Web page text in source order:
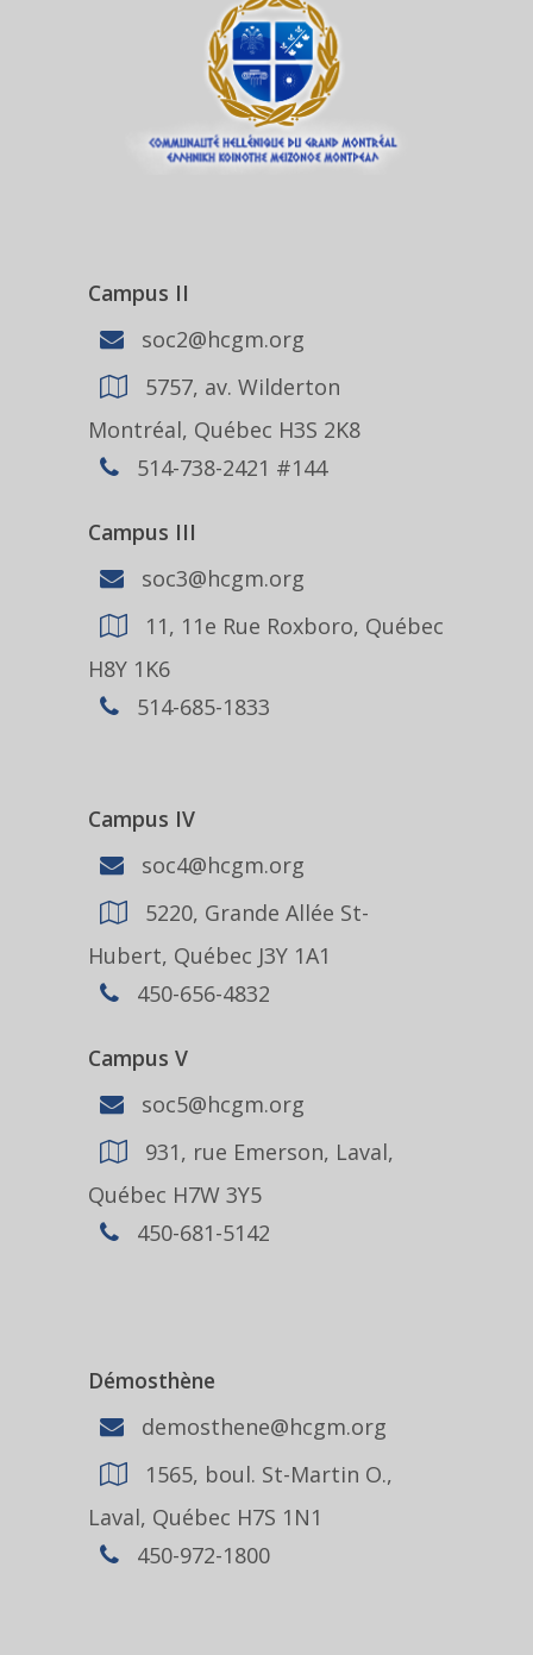
Campus II
soc2@hcgm.org
5757, av. Wilderton
Montréal, Québec H3S 2K8
514-738-2421 #144
Campus III
soc3@hcgm.org
11, 11e Rue Roxboro, Québec
H8Y 1K6
514-685-1833
Campus IV
soc4@hcgm.org
5220, Grande Allée St-
Hubert, Québec J3Y 1A1
450-656-4832
Campus V
soc5@hcgm.org
931, rue Emerson, Laval,
Québec H7W 3Y5
450-681-5142
Démosthène
demosthene@hcgm.org
1565, boul. St-Martin O.,
Laval, Québec H7S 1N1
450-972-1800